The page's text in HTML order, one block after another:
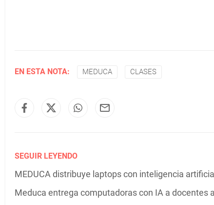
EN ESTA NOTA: MEDUCA CLASES
SEGUIR LEYENDO
MEDUCA distribuye laptops con inteligencia
Meduca entrega computadoras con IA a docentes